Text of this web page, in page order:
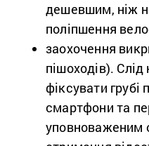
дешевшим, ніж
поліпшення
заохочення
пішоходів).
фіксувати
смартфони та
уповноваженим